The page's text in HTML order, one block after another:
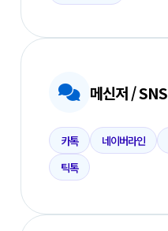
메신저 / SNS
카톡 네이버라인
틱톡